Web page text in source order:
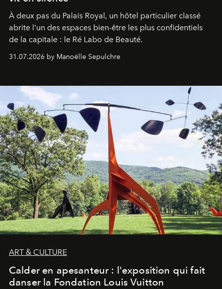
À deux pas du Palais Royal, un hôtel particulier classé
abrite l'un des espaces bien-être les plus confidentiels
de la capitale : le Ré Labo de Beauté.
31.07.2026 by Manoëlle Sepulchre
ART & CULTURE
Calder en apesanteur : l'exposition qui fait
danser la Fondation Louis Vuitton